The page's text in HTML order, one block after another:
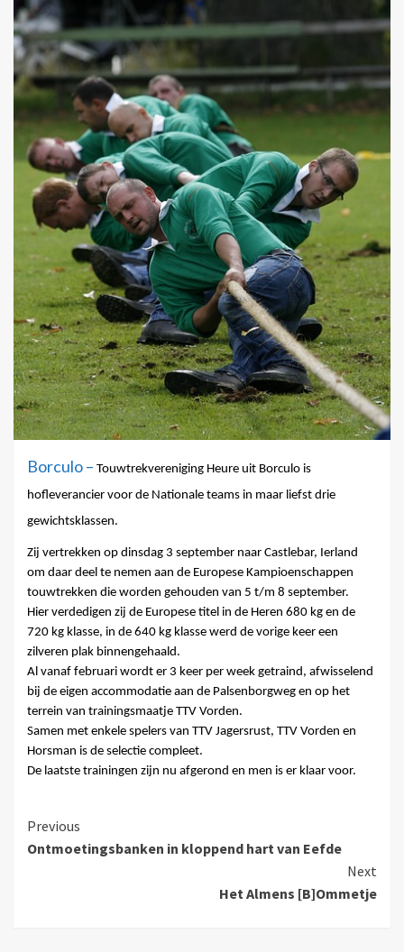
Borculo – Touwtrekvereniging Heure uit Borculo is
hofleverancier voor de Nationale teams in maar liefst drie
gewichtsklassen.
Zij vertrekken op dinsdag 3 september naar Castlebar, Ierland
om daar deel te nemen aan de Europese Kampioenschappen
touwtrekken die worden gehouden van 5 t/m 8 september.
Hier verdedigen zij de Europese titel in de Heren 680 kg en de
720 kg klasse, in de 640 kg klasse werd de vorige keer een
zilveren plak binnengehaald.
Al vanaf februari wordt er 3 keer per week getraind, afwisselend
bij de eigen accommodatie aan de Palsenborgweg en op het
terrein van trainingsmaatje TTV Vorden.
Samen met enkele spelers van TTV Jagersrust, TTV Vorden en
Horsman is de selectie compleet.
De laatste trainingen zijn nu afgerond en men is er klaar voor.
Previous
Ontmoetingsbanken in kloppend hart van Eefde
Next
Het Almens [B]Ommetje